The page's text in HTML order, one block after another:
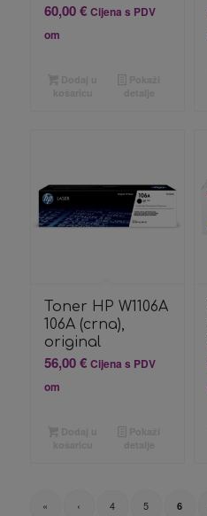
60,00€ Cijena s PDV
om
Toner HP W1106A
106A (crna),
original
56,00€ Cijena s PDV
om
« ‹ 4 5 6